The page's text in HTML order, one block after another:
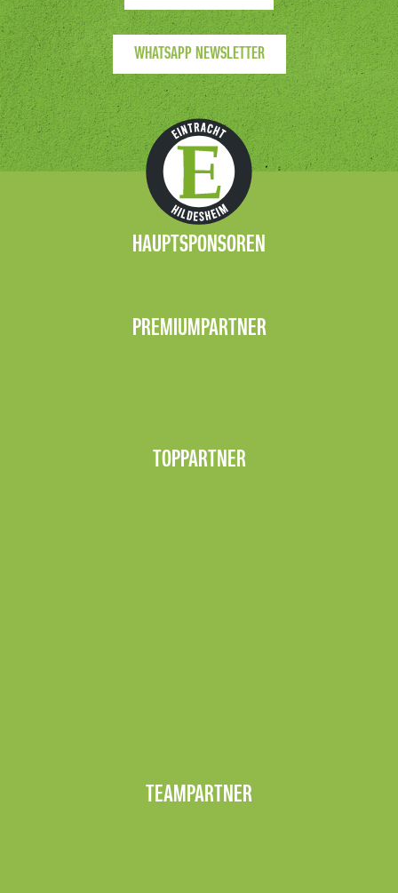
WHATSAPP NEWSLETTER
HAUPTSPONSOREN
PREMIUMPARTNER
TOPPARTNER
TEAMPARTNER